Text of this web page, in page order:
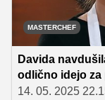
MASTERCHEF
Davida
odlično idejo
14. 05. 2025